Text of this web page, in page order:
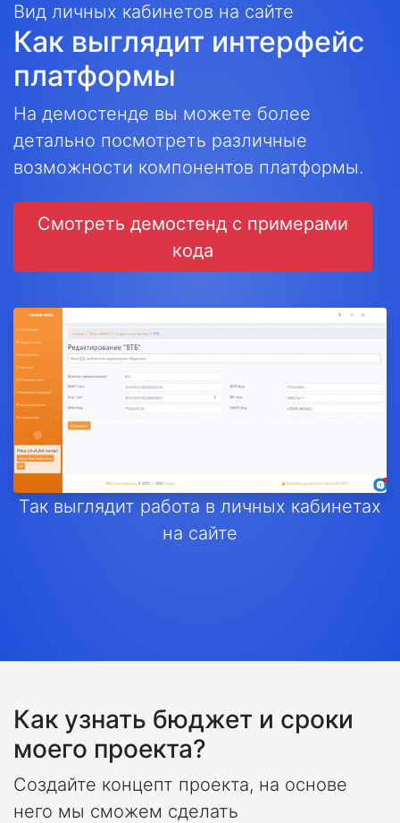
Вид личных кабинетов на сайте
Как выглядит интерфейс
платформы
На демостенде вы можете более
детально посмотреть различные
возможности компонентов платформы.
Смотреть демостенд с примерами
кода
Так выглядит работа в личных кабинетах
на сайте
Как узнать бюджет и сроки
моего проекта?
Создайте концепт проекта, на основе
него мы сможем сделать